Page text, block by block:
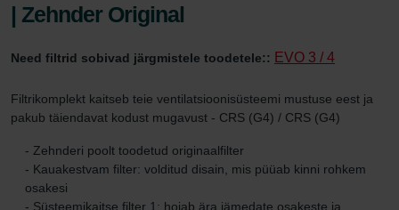
| Zehnder Original
Need filtrid sobivad järgmistele toodetele:: EVO 3 / 4
Filtrikomplekt kaitseb teie ventilatsioonisüsteemi mustuse eest ja
pakub täiendavat kodust mugavust - CRS (G4) / CRS (G4)
- Zehnderi poolt toodetud originaalfilter
- Kauakestvam filter: volditud disain, mis püüab kinni rohkem
osakesi
- Süsteemikaitse filter 1: hoiab ära jämedate osakeste ja